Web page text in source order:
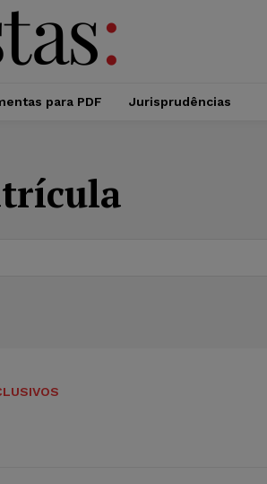
para PDF Jurisprudências